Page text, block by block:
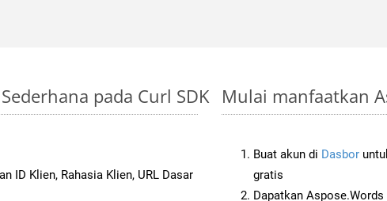
pada Curl SDK
ID Klien, Rahasia Klien, URL Dasar
Mulai manfaatkan
Buat akun di Dasbor
gratis
Dapatkan